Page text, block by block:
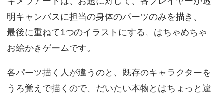
明キャンバスに担当の身体のパーツのみを描き、
最後に重ねて1つのイラストにする、はちゃめちゃ
お絵かきゲームです。
各パーツ描く人が違うのと、既存のキャラクターを
うろ覚えで描くので、だいたい本物とはちょっと違